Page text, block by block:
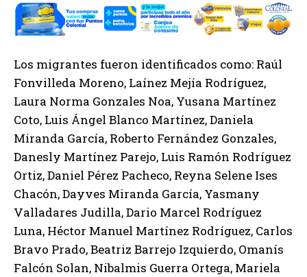
Los migrantes fueron identificados como: Raúl
Fonvilleda Moreno, Laínez Mejía Rodríguez,
Laura Norma Gonzales Noa, Yusana Martínez
Coto, Luis Ángel Blanco Martínez, Daniela
Miranda García, Roberto Fernández Gonzales,
Danesly Martínez Parejo, Luis Ramón Rodríguez
Ortiz, Daniel Pérez Pacheco, Reyna Selene Ises
Chacón, Dayves Miranda García, Yasmany
Valladares Judilla, Dario Marcel Rodríguez
Luna, Héctor Manuel Martínez Rodríguez, Carlos
Bravo Prado, Beatriz Barrejo Izquierdo, Omanís
Falcón Solan, Nibalmis Guerra Ortega, Mariela